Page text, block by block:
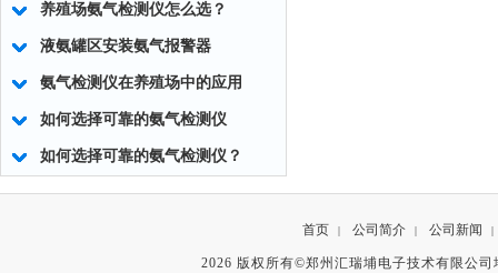
养殖场氨气检测仪怎么选？
液氨罐区安装氨气报警器
氨气检测仪在养殖场中的应用
如何选择可靠的氨气检测仪
如何选择可靠的氨气检测仪？
首页 | 公司简介 | 公司新闻 |
2026 版权所有©郑州汇瑞埔电子技术有限公